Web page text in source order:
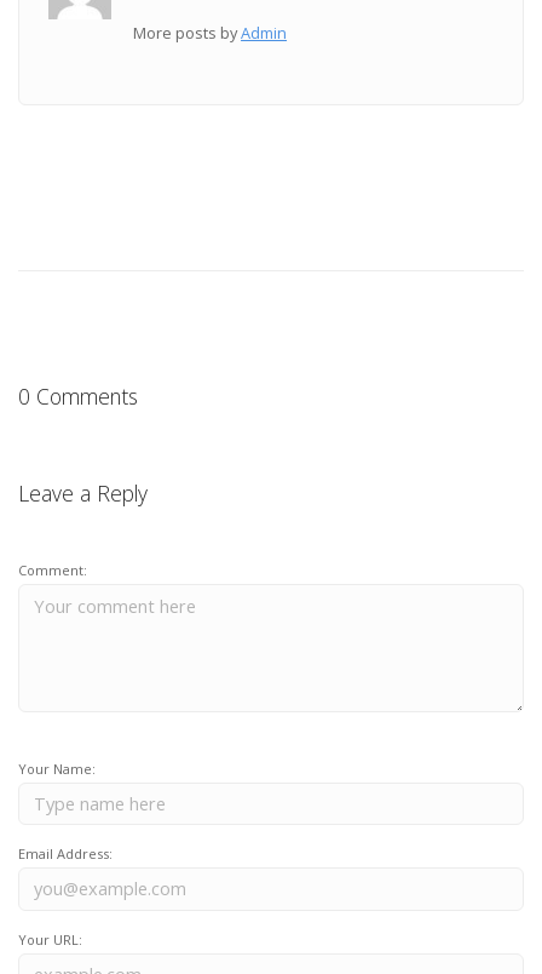
More posts byAdmin
0 Comments
Leave a Reply
Comment:
Your Name:
Email Address:
Your URL: